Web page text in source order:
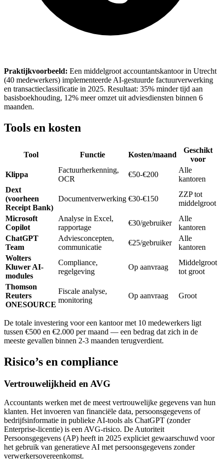
Praktijkvoorbeeld: Een middelgroot accountantskantoor in Utrecht
(40 medewerkers) implementeerde AI-gestuurde factuurverwerking
en transactieclassificatie in 2025. Resultaat: 35% minder tijd aan
basisboekhouding, 12% meer omzet uit adviesdiensten binnen 6
maanden.
Tools en kosten
Tool Functie Kosten/maand
Geschikt
voor
Klippa
Factuurherkenning,
OCR
€50-€200
Alle
kantoren
Dext
(voorheen
Receipt Bank)
Documentverwerking €30-€150
ZZP tot
middelgroot
Microsoft
Copilot
Analyse in Excel,
rapportage
€30/gebruiker
Alle
kantoren
ChatGPT
Team
Adviesconcepten,
communicatie
€25/gebruiker
Alle
kantoren
Wolters
Kluwer AI-
modules
Compliance,
regelgeving
Op aanvraag
Middelgroot
tot groot
Thomson
Reuters
ONESOURCE
Fiscale analyse,
monitoring
Op aanvraag Groot
De totale investering voor een kantoor met 10 medewerkers ligt
tussen €500 en €2.000 per maand — een bedrag dat zich in de
meeste gevallen binnen 2-3 maanden terugverdient.
Risico’s en compliance
Vertrouwelijkheid en AVG
Accountants werken met de meest vertrouwelijke gegevens van hun
klanten. Het invoeren van financiële data, persoonsgegevens of
bedrijfsinformatie in publieke AI-tools als ChatGPT (zonder
Enterprise-licentie) is een AVG-risico. De Autoriteit
Persoonsgegevens (AP) heeft in 2025 expliciet gewaarschuwd voor
het gebruik van generatieve AI met persoonsgegevens zonder
verwerkersovereenkomst.